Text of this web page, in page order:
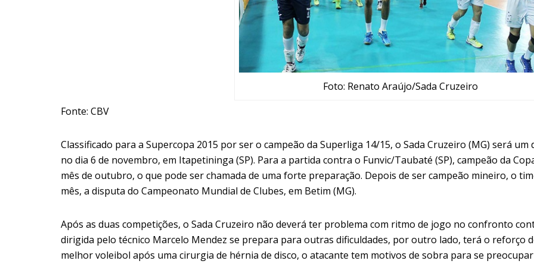
Foto: Renato Araújo/Sada Cruzeiro
Fonte: CBV
Classificado para a Supercopa 2015 por ser o campeão da Superliga 14/15, o Sada Cruzeiro (MG) será
no dia 6 de novembro, em Itapetininga (SP). Para a partida contra o Funvic/Taubaté (SP), campeão da
mês de outubro, o que pode ser chamada de uma forte preparação. Depois de ser campeão mineiro, o
mês, a disputa do Campeonato Mundial de Clubes, em Betim (MG).
Após as duas competições, o Sada Cruzeiro não deverá ter problema com ritmo de jogo no confronto
dirigida pelo técnico Marcelo Mendez se prepara para outras dificuldades, por outro lado, terá o reforço
melhor voleibol após uma cirurgia de hérnia de disco, o atacante tem motivos de sobra para se